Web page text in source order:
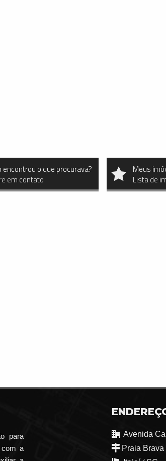
encontrou o que procurava?
em contato
Meus
Lista de
para
com a
Avenida
Praia